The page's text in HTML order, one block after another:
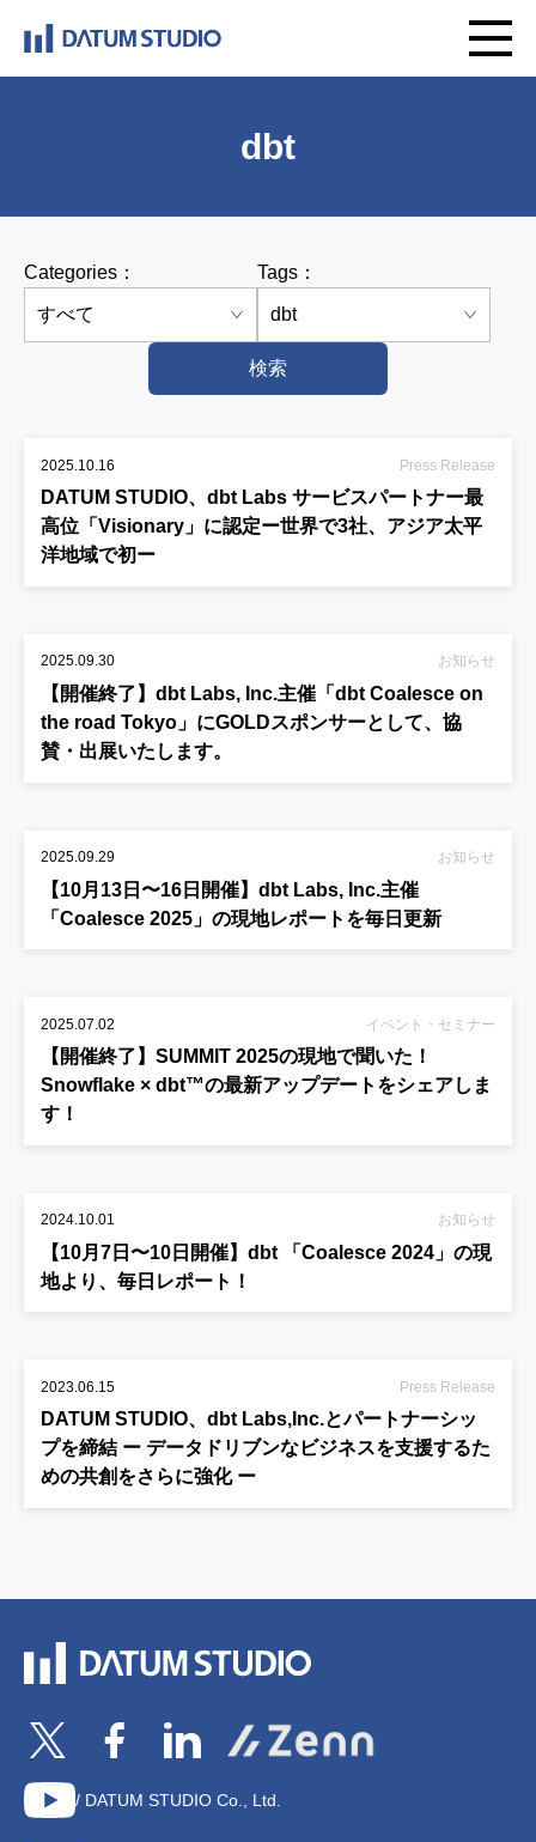
dbt
Categories： Tags：
検索
2025.10.16 Press Release
DATUM STUDIO、dbt Labs サービスパートナー最
高位「Visionary」に認定ー世界で3社、アジア太平
洋地域で初ー
2025.09.30 お知らせ
【開催終了】dbt Labs, Inc.主催「dbt Coalesce on
the road Tokyo」にGOLDスポンサーとして、協
賛・出展いたします。
2025.09.29 お知らせ
【10月13日〜16日開催】dbt Labs, Inc.主催
「Coalesce 2025」の現地レポートを毎日更新
2025.07.02 イベント・セミナー
【開催終了】SUMMIT 2025の現地で聞いた！
Snowflake × dbt™の最新アップデートをシェアしま
す！
2024.10.01 お知らせ
【10月7日〜10日開催】dbt 「Coalesce 2024」の現
地より、毎日レポート！
2023.06.15 Press Release
DATUM STUDIO、dbt Labs,Inc.とパートナーシッ
プを締結 ー データドリブンなビジネスを支援するた
めの共創をさらに強化 ー
/ DATUM STUDIO Co., Ltd.